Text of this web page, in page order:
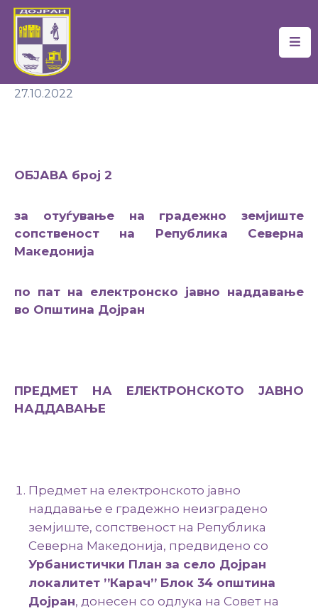
Почетна
Локална
Проекти
Документи
Услуги
Туризам
27.10.2022
ОБЈАВА број 2
за отуѓување на градежно земјиште
сопственост на Република Северна
Македонија
по пат на електронско јавно наддавање
во Општина Дојран
ПРЕДМЕТ НА ЕЛЕКТРОНСКОТО ЈАВНО
НАДДАВАЊЕ
Предмет на електронското јавно
наддавање е градежно неизградено
земјиште, сопственост на Република
Северна Македонија, предвидено со
Урбанистички План за село Дојран
локалитет ’’Карач’’ Блок 34 општина
Дојран, донесен со одлука на Совет на